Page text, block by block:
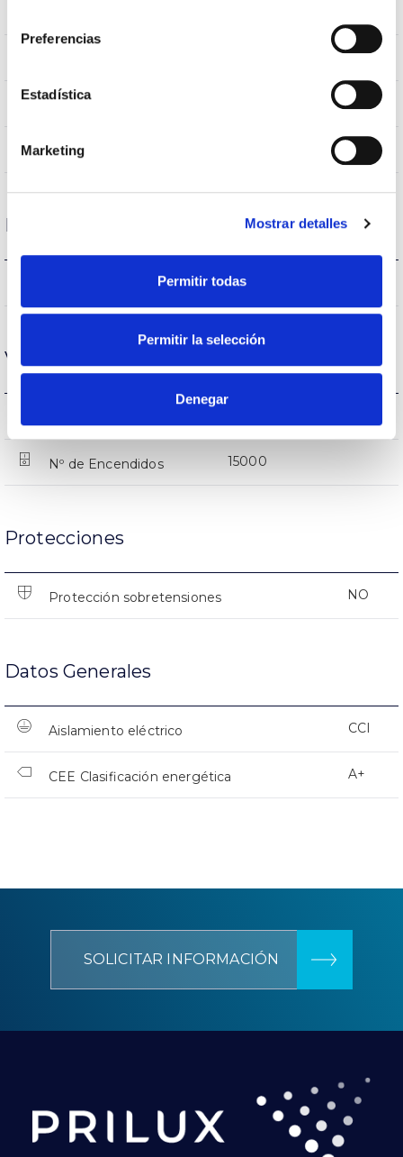
Preferencias
Estadística
Marketing
Mostrar detalles
Permitir todas
Permitir la selección
Denegar
IP20
Intensidad (A)
Color cuerpo Blanco
Rendimiento
Flujo luminoso (lm)
Vida
Nº de Encendidos 15000
Protecciones
Protección sobretensiones NO
Datos Generales
Aislamiento eléctrico CCI
CEE Clasificación energética A+
SOLICITAR INFORMACIÓN